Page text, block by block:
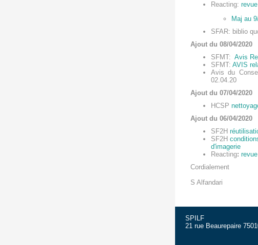
Reacting:
Maj au
SFAR: biblio
Ajout du 08/04/2020
SFMT: Avis
SFMT: AVIS
Avis du
02.04.20
Ajout du 07/04/2020
HCSP
Ajout du 06/04/2020
SF2H
SF2H
d'imagerie
Reacting:
Cordialement
S Alfandari
SPILF
21 rue Beaurepaire